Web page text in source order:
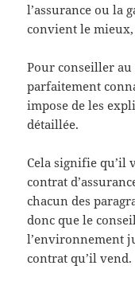
l’assurance ou la
convient le
Pour conseiller
parfaitement
impose de les
détaillée.
Cela signifie qu’il
contrat
chacun des
donc que le
l’environnement
contrat qu’il vend.